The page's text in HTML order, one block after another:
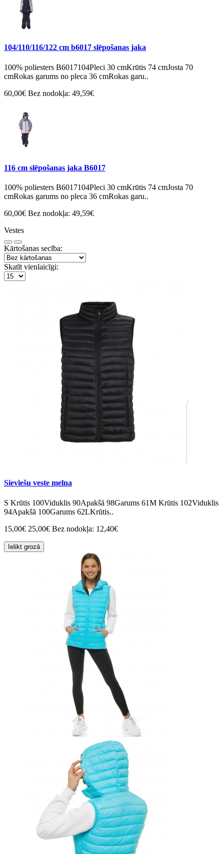
104/110/116/122 cm b6017 slēpošanas jaka
100% poliesters B6017104Pleci 30 cmKrūtis 74 cmJosta 70
cmRokas garums no pleca 36 cmRokas garu..
60,00€ Bez nodokļa: 49,59€
116 cm slēpošanas jaka B6017
100% poliesters B6017104Pleci 30 cmKrūtis 74 cmJosta 70
cmRokas garums no pleca 36 cmRokas garu..
60,00€ Bez nodokļa: 49,59€
Vestes
Kārtošanas secība:
Skatīt vienlaicīgi:
Sieviešu veste melna
S Krūtis 100Viduklis 90Apakšā 98Garums 61M Krūtis 102Viduklis
94Apakšā 100Garums 62LKrūtis..
15,00€ 25,00€ Bez nodokļa: 12,40€
Ielikt grozā